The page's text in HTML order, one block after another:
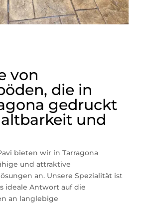
von
die in
gedruckt
und
bieten wir in Tarragona
und attraktive
an. Unsere Spezialität ist
ideale Antwort auf die
an langlebige